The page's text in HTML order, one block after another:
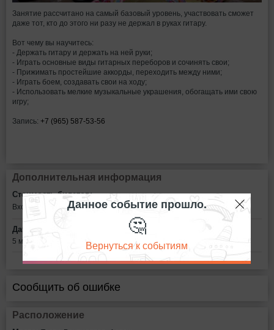
Занятие рассчитано на самый базовый уровень, участвовать сможет
даже тот, кто до этого ни разу не держал в руках гитару.
Вот чему вы научитесь:
- Держать гитару и держать на ней руки;
- Играть основные виды гитарных переборов и сочинять свои;
- Прижимать простейшие аккорды, переходить между ними;
- Играть боем, создавать свои на ходу;
- Использовать мелкие музыкальные украшения, обогащать ими свою
игру;
Запись: +7 (965) 587-53-56
Дополнительная информация
Стоимость билетов:
Вход свободный
Дата:
5 марта в 13:00
Сообщить об ошибке
Расположение
Данное событие прошло.
🤔
Вернуться к событиям